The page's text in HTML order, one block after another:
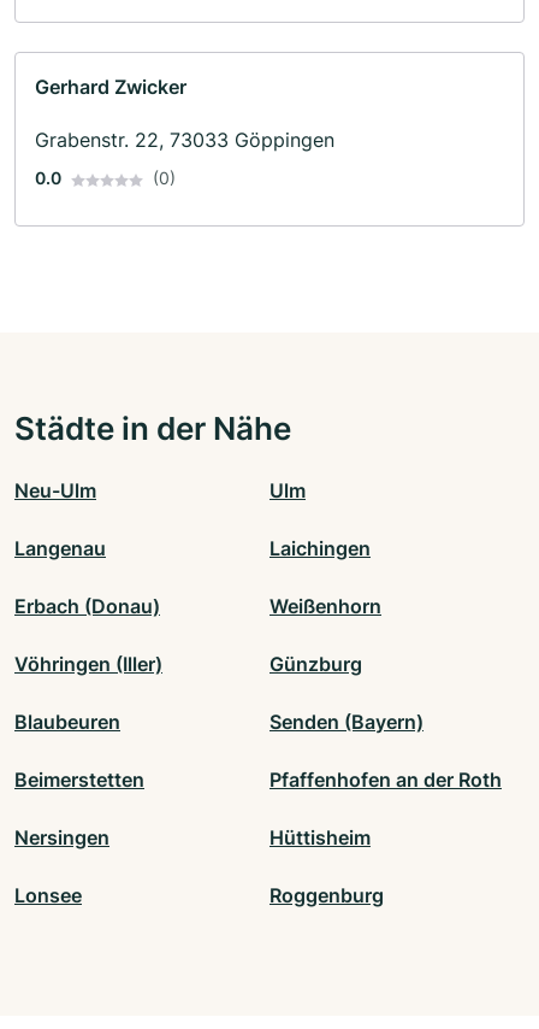
Gerhard Zwicker
Grabenstr. 22, 73033 Göppingen
0.0 (0)
Städte in der Nähe
Neu-Ulm Ulm
Langenau Laichingen
Erbach (Donau) Weißenhorn
Vöhringen (Iller) Günzburg
Blaubeuren Senden (Bayern)
Beimerstetten Pfaffenhofen an der Roth
Nersingen Hüttisheim
Lonsee Roggenburg